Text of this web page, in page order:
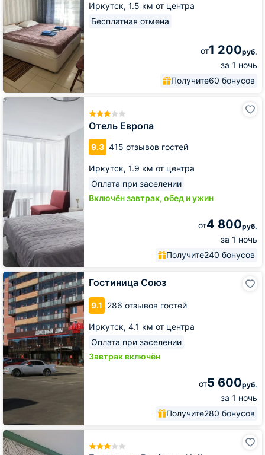
Иркутск, 1.5 км от центра
Бесплатная отмена
от1 200руб.
за 1 ночь
Получите60 бонусов
Отель Европа
9.3 415 отзывов гостей
Иркутск, 1.9 км от центра
Оплата при заселении
Включён завтрак, обед и ужин
от4 800руб.
за 1 ночь
Получите240 бонусов
Отель
Гостиница Союз
9.1 286 отзывов гостей
Иркутск, 4.1 км от центра
Оплата при заселении
Завтрак включён
от5 600руб.
за 1 ночь
Получите280 бонусов
Гостиница
Союз
Гостиница
Business